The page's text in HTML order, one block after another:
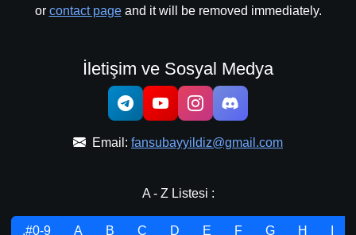
or contact pageand it will be removed immediately.
İletişim ve Sosyal Medya
Email: fansubayyildiz@gmail.com
A - Z Listesi :
.#0-9 A B C D E F G H